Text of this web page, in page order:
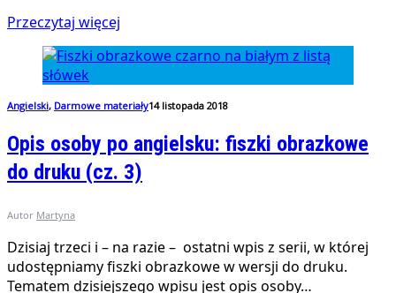
Przeczytaj więcej
Angielski, Darmowe materiały14 listopada 2018
Opis osoby po angielsku: fiszki obrazkowe
do druku (cz. 3)
Autor Martyna
Dzisiaj trzeci i – na razie – ostatni wpis z serii, w której
udostępniamy fiszki obrazkowe w wersji do druku.
Tematem dzisiejszego wpisu jest opis osoby…